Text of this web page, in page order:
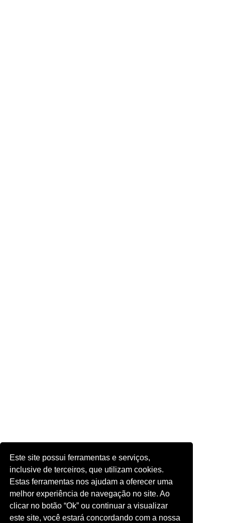
Este site possui ferramentas e serviços,
inclusive de terceiros, que utilizam cookies.
Estas ferramentas nos ajudam a oferecer uma
melhor experiência de navegação no site. Ao
clicar no botão “Ok” ou continuar a visualizar
este site, você estará concordando com a nossa